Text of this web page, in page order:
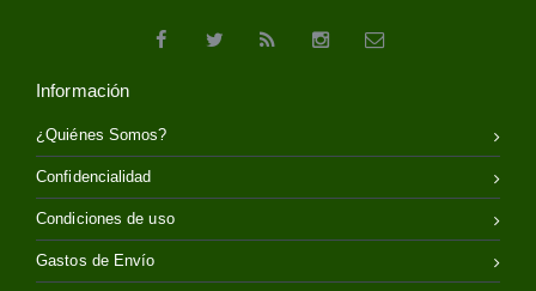
Información
¿Quiénes Somos?
Confidencialidad
Condiciones de uso
Gastos de Envío